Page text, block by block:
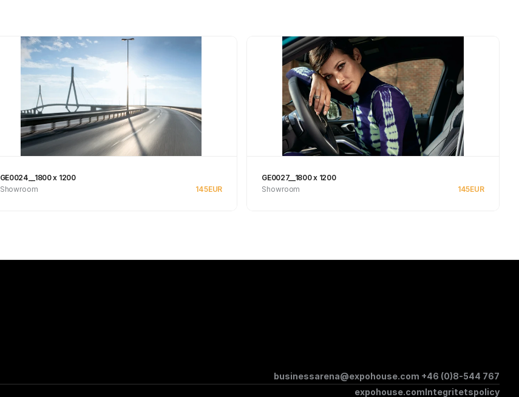
GE0024__1800 x 1200
Showroom
145EUR
GE0027__1800 x 1200
Showroom
145EUR
businessarena@expohouse.com +46 (0)8-544 767
expohouse.comIntegritetspolicy